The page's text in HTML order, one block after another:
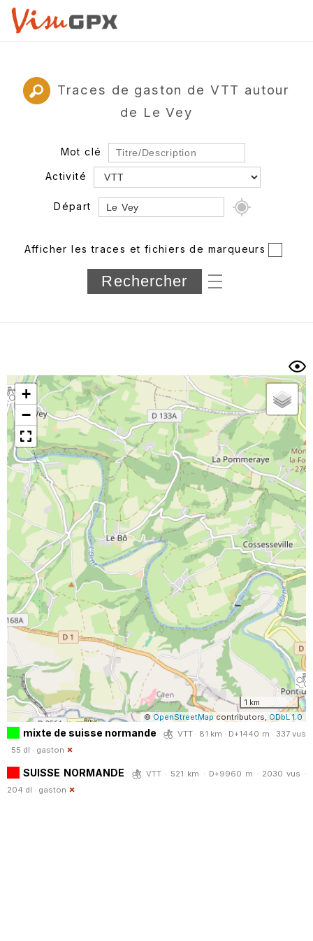
Traces de gaston de VTT autour
de Le Vey
Mot clé
Activité
Départ
Département
Longueur min/max
Trier par
Horodatage Photos
Afficher les traces et fichiers de marqueurs
+
−
1 km
©OpenStreetMapcontributors,ODbL 1.0
mixte de suisse normande
VTT · 81 km · D+1440 m · 337 vus
· 55 dl · gaston
SUISSE NORMANDE
VTT · 521 km · D+9960 m · 2030 vus ·
204 dl · gaston